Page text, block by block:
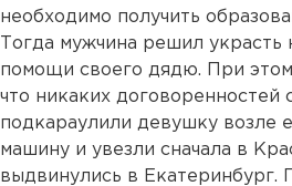
необходимо получить
Тогда мужчина решил украсть
помощи своего дядю. При
что никаких договоренностей
подкараулили девушку возле
машину и увезли сначала в
выдвинулись в Екатеринбург.